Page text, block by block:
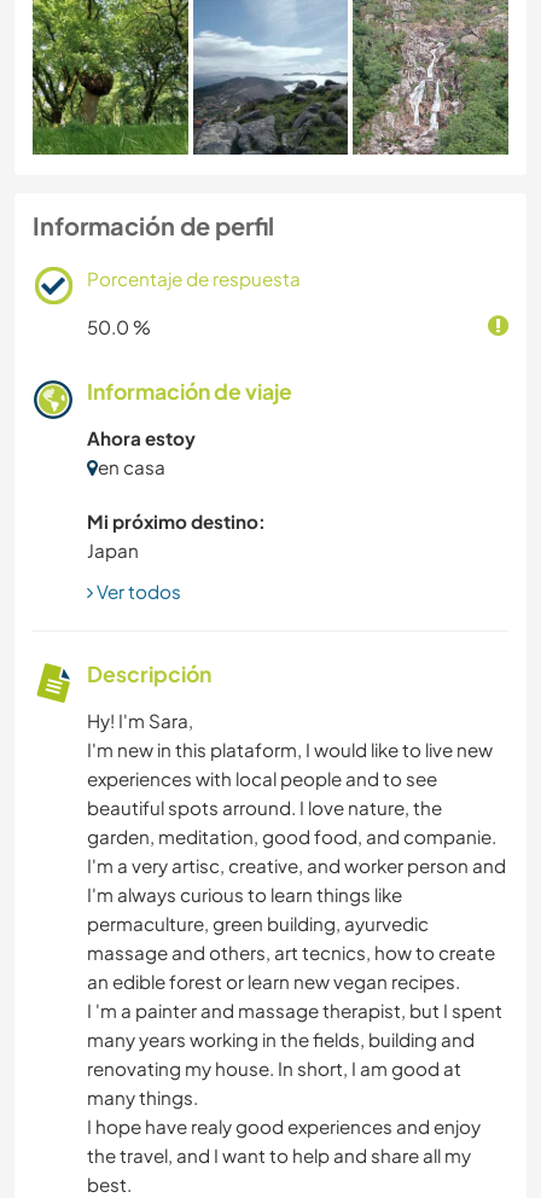
Información de perfil
Porcentaje de respuesta
50.0 %
Información de viaje
Ahora estoy
en casa
Mi próximo destino:
Japan
Ver todos
Descripción
Hy! I'm Sara,
I'm new in this plataform, I would like to live new
experiences with local people and to see
beautiful spots arround. I love nature, the
garden, meditation, good food, and companie.
I'm a very artisc, creative, and worker person and
I'm always curious to learn things like
permaculture, green building, ayurvedic
massage and others, art tecnics, how to create
an edible forest or learn new vegan recipes.
I 'm a painter and massage therapist, but I spent
many years working in the fields, building and
renovating my house. In short, I am good at
many things.
I hope have realy good experiences and enjoy
the travel, and I want to help and share all my
best.